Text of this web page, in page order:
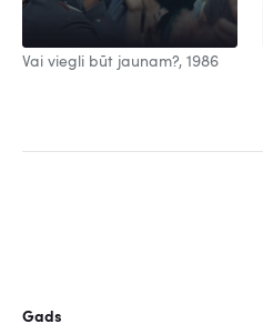
Vai viegli būt jaunam?, 1986
Gads